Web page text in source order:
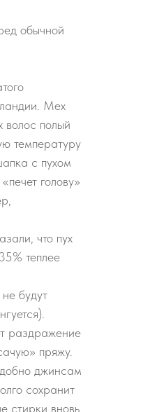
обычной
Мех
волос полый
температуру
с пухом
голову»
что пух
теплее
будут
раздражение
пряжу.
джинсам
сохранит
стирки вновь